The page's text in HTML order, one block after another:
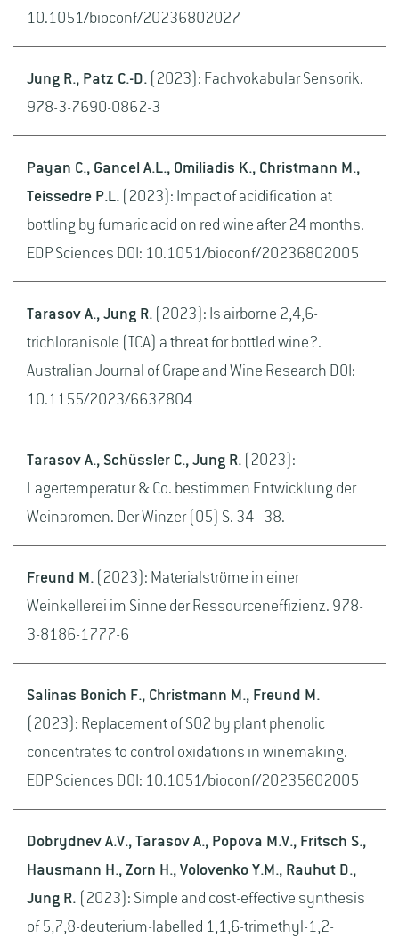
10.1051/bioconf/20236802027
Jung R., Patz C.-D. (2023): Fachvokabular Sensorik.
978-3-7690-0862-3
Payan C., Gancel A.L., Omiliadis K., Christmann M.,
Teissedre P.L. (2023): Impact of acidification at
bottling by fumaric acid on red wine after 24 months.
EDP Sciences DOI: 10.1051/bioconf/20236802005
Tarasov A., Jung R. (2023): Is airborne 2,4,6-
trichloranisole (TCA) a threat for bottled wine?.
Australian Journal of Grape and Wine Research DOI:
10.1155/2023/6637804
Tarasov A., Schüssler C., Jung R. (2023):
Lagertemperatur & Co. bestimmen Entwicklung der
Weinaromen. Der Winzer (05) S. 34 - 38.
Freund M. (2023): Materialströme in einer
Weinkellerei im Sinne der Ressourceneffizienz. 978-
3-8186-1777-6
Salinas Bonich F., Christmann M., Freund M.
(2023): Replacement of SO2 by plant phenolic
concentrates to control oxidations in winemaking.
EDP Sciences DOI: 10.1051/bioconf/20235602005
Dobrydnev A.V., Tarasov A., Popova M.V., Fritsch S.,
Hausmann H., Zorn H., Volovenko Y.M., Rauhut D.,
Jung R.
(2023): Simple and cost-effective synthesis
of 5,7,8-deuterium-labelled 1,1,6-trimethyl-1,2-